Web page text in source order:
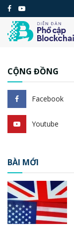
CỘNG ĐỒNG
Facebook
Youtube
BÀI MỚI